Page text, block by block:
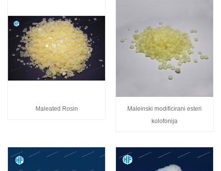
Maleated Rosin
Maleinski modificirani esteri
kolofonija